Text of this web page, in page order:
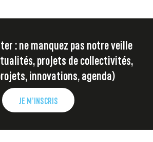
: ne manquez pas notre veille
projets de collectivités,
innovations, agenda)
JE M’INSCRIS